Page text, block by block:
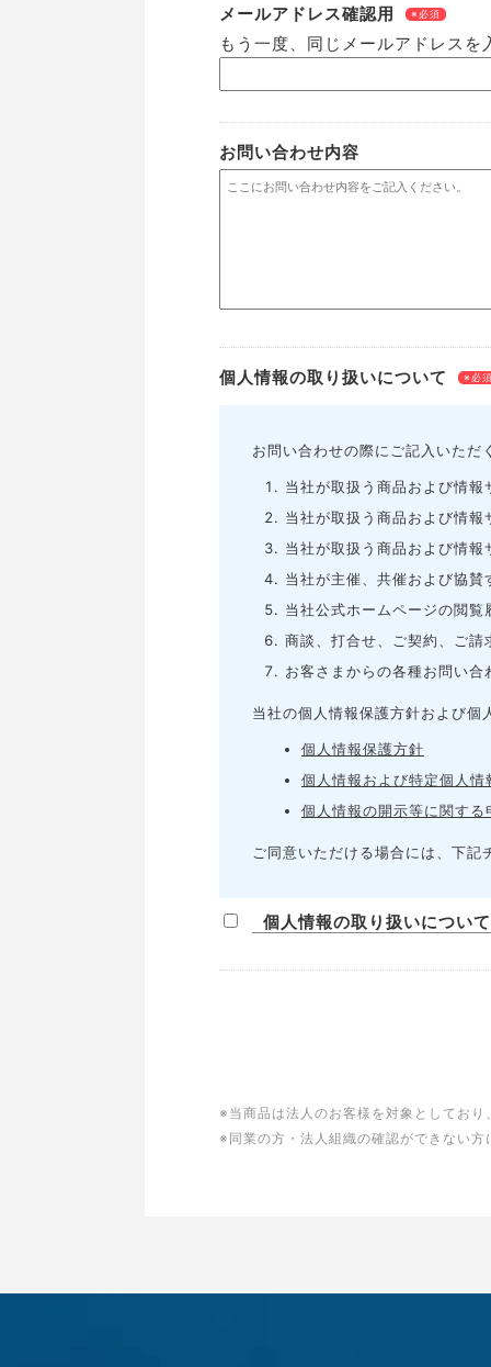
メールアドレス確認用 ※必須
もう一度、同じメールアドレスを
お問い合わせ内容
個人情報の取り扱いについて ※必須
お問い合わせの際にご記入いただ
当社が取扱う商品および情
当社が取扱う商品および情
当社が取扱う商品および情
当社が主催、共催および協
当社公式ホームページの閲
商談、打合せ、ご契約、ご請
お客さまからの各種お問い合
当社の個人情報保護方針および個
個人情報保護方針
個人情報および特定個人情
個人情報の開示等に関する
ご同意いただける場合には、下
個人情報の取り扱いについ
※当商品は法人のお客様を対象としており
※同業の方・法人組織の確認ができない